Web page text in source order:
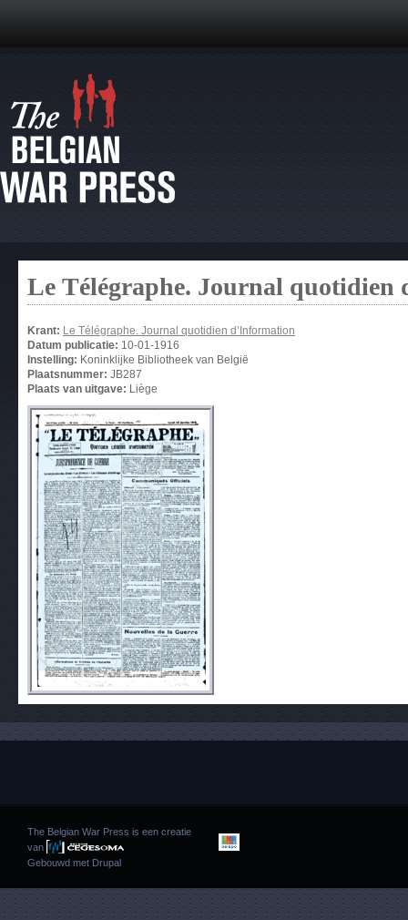
Le Télégraphe. Journal quotidien
Krant: Le Télégraphe. Journal quotidien d’Information
Datum publicatie: 10-01-1916
Instelling: Koninklijke Bibliotheek van België
Plaatsnummer: JB287
Plaats van uitgave: Liège
The Belgian War Press is een creatie
van
Gebouwd met Drupal